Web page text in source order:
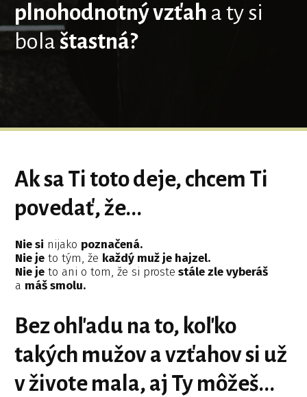
plnohodnotný vzťah a ty si
bola štastná?
Ak sa Ti toto deje, chcem Ti
povedať, že...
Nie si nijako poznačená.
Nie jeto tým, že každý muž je hajzel.
Nie jeto ani o tom, že si proste stále zle vyberáš
a máš smolu.
Bez ohľadu na to, koľko
takých mužov a vzťahov si už
v živote mala, aj Ty môžeš...